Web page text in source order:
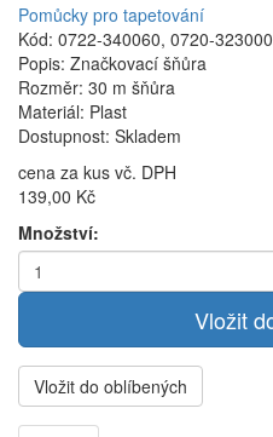
Pomůcky pro tapetování
Kód: 0722-340060, 0720-323000
Popis: Značkovací šňůra
Rozměr: 30 m šňůra
Materiál: Plast
Dostupnost: Skladem
cena za kus vč. DPH
139,00 Kč
Množství:
Vložit do oblíbených